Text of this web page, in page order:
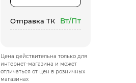
Отправка ТК Вт/Пт
Цена действительна только для
интернет-магазина и может
отличаться от цен в розничных
магазинах